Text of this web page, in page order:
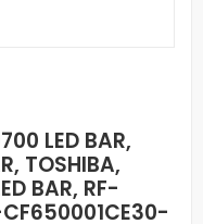
LED BAR,
TOSHIBA,
BAR, RF-